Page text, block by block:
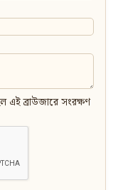
এই ব্রাউজারে সংরক্ষণ